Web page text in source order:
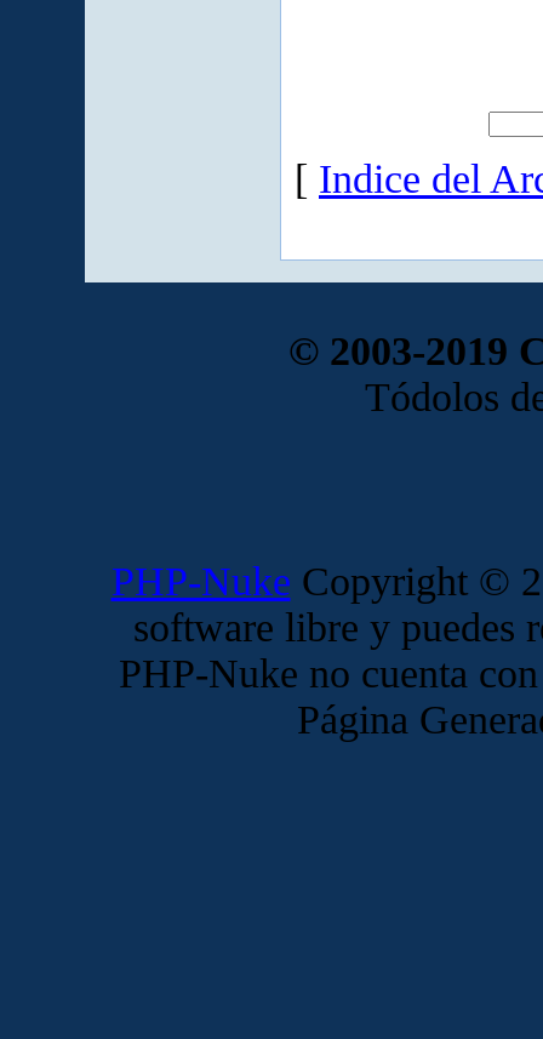
[ Indice del
© 2003-2019
Tódolos
PHP-Nuke Copyright ©
software libre y
PHP-Nuke no cuenta
Página